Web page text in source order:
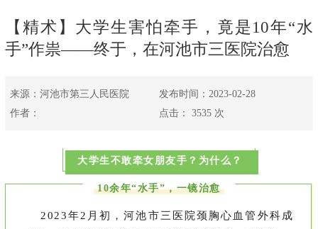
【精术】大学生害怕牵手，竟是10年“水
手”作祟——终于，在河池市三医院治愈
来源：河池市第三人民医院
发布时间：2023-02-28
作者：
点击： 3535 次
大学生不敢牵女朋友手 ？为什么？
10余年“水手”，一镜治愈
2023年2月初，河池市三医院颈胸心血管外科成